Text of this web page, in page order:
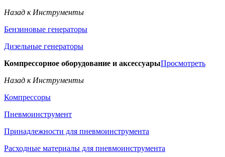
Назад к Инструменты
Бензиновые генераторы
Дизельные генераторы
Компрессорное оборудование и аксессуарыПросмотреть
Назад к Инструменты
Компрессоры
Пневмоинструмент
Принадлежности для пневмоинструмента
Расходные материалы для пневмоинструмента